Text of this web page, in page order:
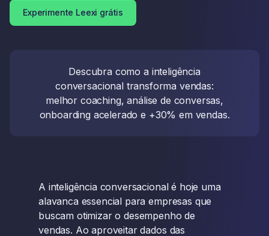
Experimente Leexi grátis
Descubra como a inteligência
conversacional transforma vendas:
melhor coaching, análise de conversas,
onboarding acelerado e +30% em vendas.
A inteligência conversacional é hoje uma
alavanca essencial para empresas que
buscam otimizar o desempenho de
vendas. Ao aproveitar dados das